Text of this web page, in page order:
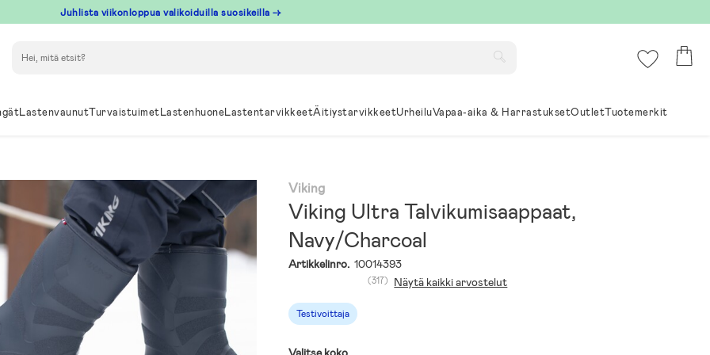
Juhlista viikonloppua valikoiduilla suosikeilla →
LastenvaunutTurvaistuimetLastenhuoneLastentarvikkeetÄitiystarvikkeetUrheiluVapaa-aika & HarrastuksetOutletTuotemerkit
Viking
Viking Ultra Talvikumisaappaat,
Navy/Charcoal
Artikkelinro. 10014393
Testivoittaja
(317) Näytä kaikki arvostelut